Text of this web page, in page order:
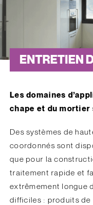
ENTRETIEN
Les domaines
chape et du
Des systèmes de
coordonnés sont
que pour la
traitement rapide et
extrêmement longue
difficiles : produits de